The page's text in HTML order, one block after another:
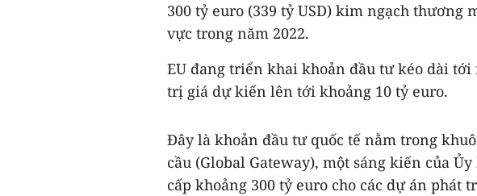
300 tỷ euro (339 tỷ USD) kim ngạch thương
vực trong năm 2022.
EU đang triển khai khoản đầu tư kéo dài tới
trị giá dự kiến lên tới khoảng 10 tỷ euro.
Ðây là khoản đầu tư quốc tế nằm trong
cầu (Global Gateway), một sáng kiến của
cấp khoảng 300 tỷ euro cho các dự án phát